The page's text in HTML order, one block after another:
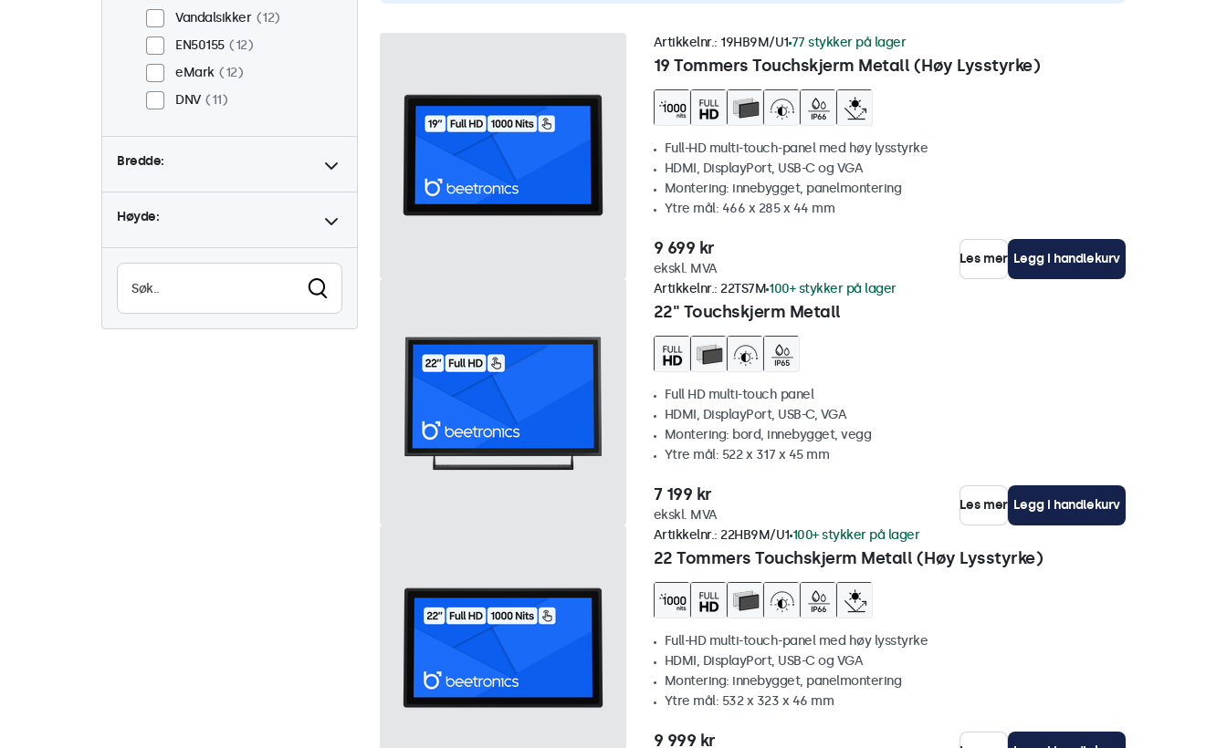
Vandalsikker
12
EN50155
12
eMark
12
DNV
11
Bredde:
Høyde:
19 Tommers Touchskjerm Metall (Høy Lysstyrke)
Artikkelnr.: 19HB9M/U1 77 stykker på lager
Full-HD multi-touch-panel med høy lysstyrke
HDMI, DisplayPort, USB-C og VGA
Montering: innebygget, panelmontering
Ytre mål: 466 x 285 x 44 mm
9 699 kr
ekskl. MVA
Les mer Legg i handlekurv
22" Touchskjerm Metall
Artikkelnr.: 22TS7M 100+ stykker på lager
Full HD multi-touch panel
HDMI, DisplayPort, USB-C, VGA
Montering: bord, innebygget, vegg
Ytre mål: 522 x 317 x 45 mm
7 199 kr
ekskl. MVA
Les mer Legg i handlekurv
22 Tommers Touchskjerm Metall (Høy Lysstyrke)
Artikkelnr.: 22HB9M/U1 100+ stykker på lager
Full-HD multi-touch-panel med høy lysstyrke
HDMI, DisplayPort, USB-C og VGA
Montering: innebygget, panelmontering
Ytre mål: 532 x 323 x 46 mm
9 999 kr